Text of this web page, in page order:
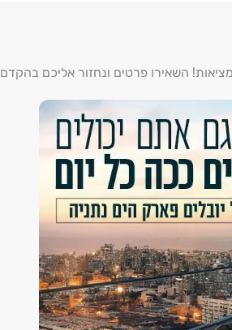
השאירו פרטים ונחזור אליכם בהקדם